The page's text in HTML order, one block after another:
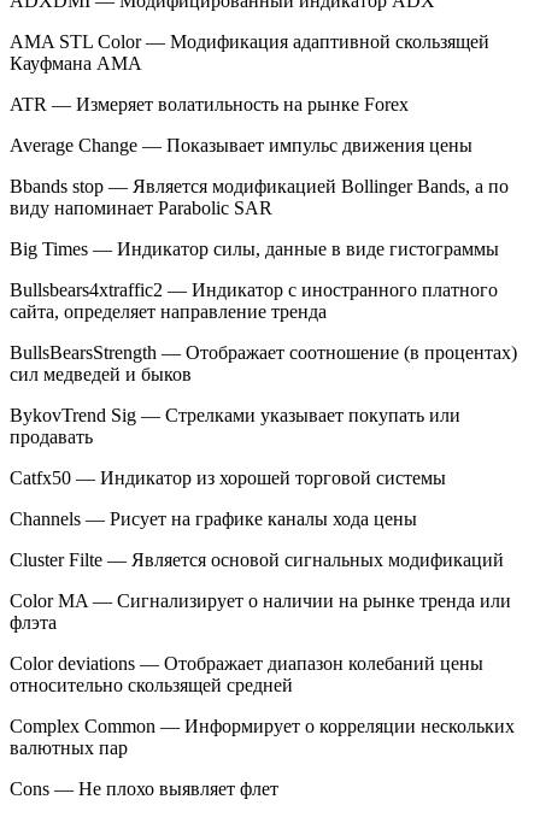
AMA STL Color — Модификация адаптивной скользящей
Кауфмана АМА
ATR — Измеряет волатильность на рынке Forex
Average Change — Показывает импульс движения цены
Bbands stop — Является модификацией Bollinger Bands, а по
виду напоминает Parabolic SAR
Big Times — Индикатор силы, данные в виде гистограммы
Bullsbears4xtraffic2 — Индикатор с иностранного платного
сайта, определяет направление тренда
BullsBearsStrength — Отображает соотношение (в процентах)
сил медведей и быков
BykovTrend Sig — Стрелками указывает покупать или
продавать
Catfx50 — Индикатор из хорошей торговой системы
Channels — Рисует на графике каналы хода цены
Cluster Filte — Является основой сигнальных модификаций
Color MA — Сигнализирует о наличии на рынке тренда или
флэта
Color deviations — Отображает диапазон колебаний цены
относительно скользящей средней
Complex Common — Информирует о корреляции нескольких
валютных пар
Cons — Не плохо выявляет флет